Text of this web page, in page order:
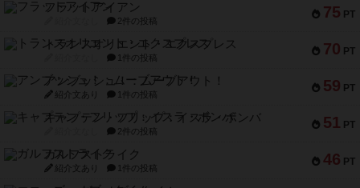
75 PT
フラットアイアン
2件の投稿
70 PT
トランスオリエント・エクスプレス
1件の投稿
59 PT
アンブッシュ！：ムーブアウト！
紹介文あり 1件の投稿
51 PT
キャプテン・フリップ：イスラ・ボンバ
2件の投稿
46 PT
ガルフストライク
紹介文あり 1件の投稿